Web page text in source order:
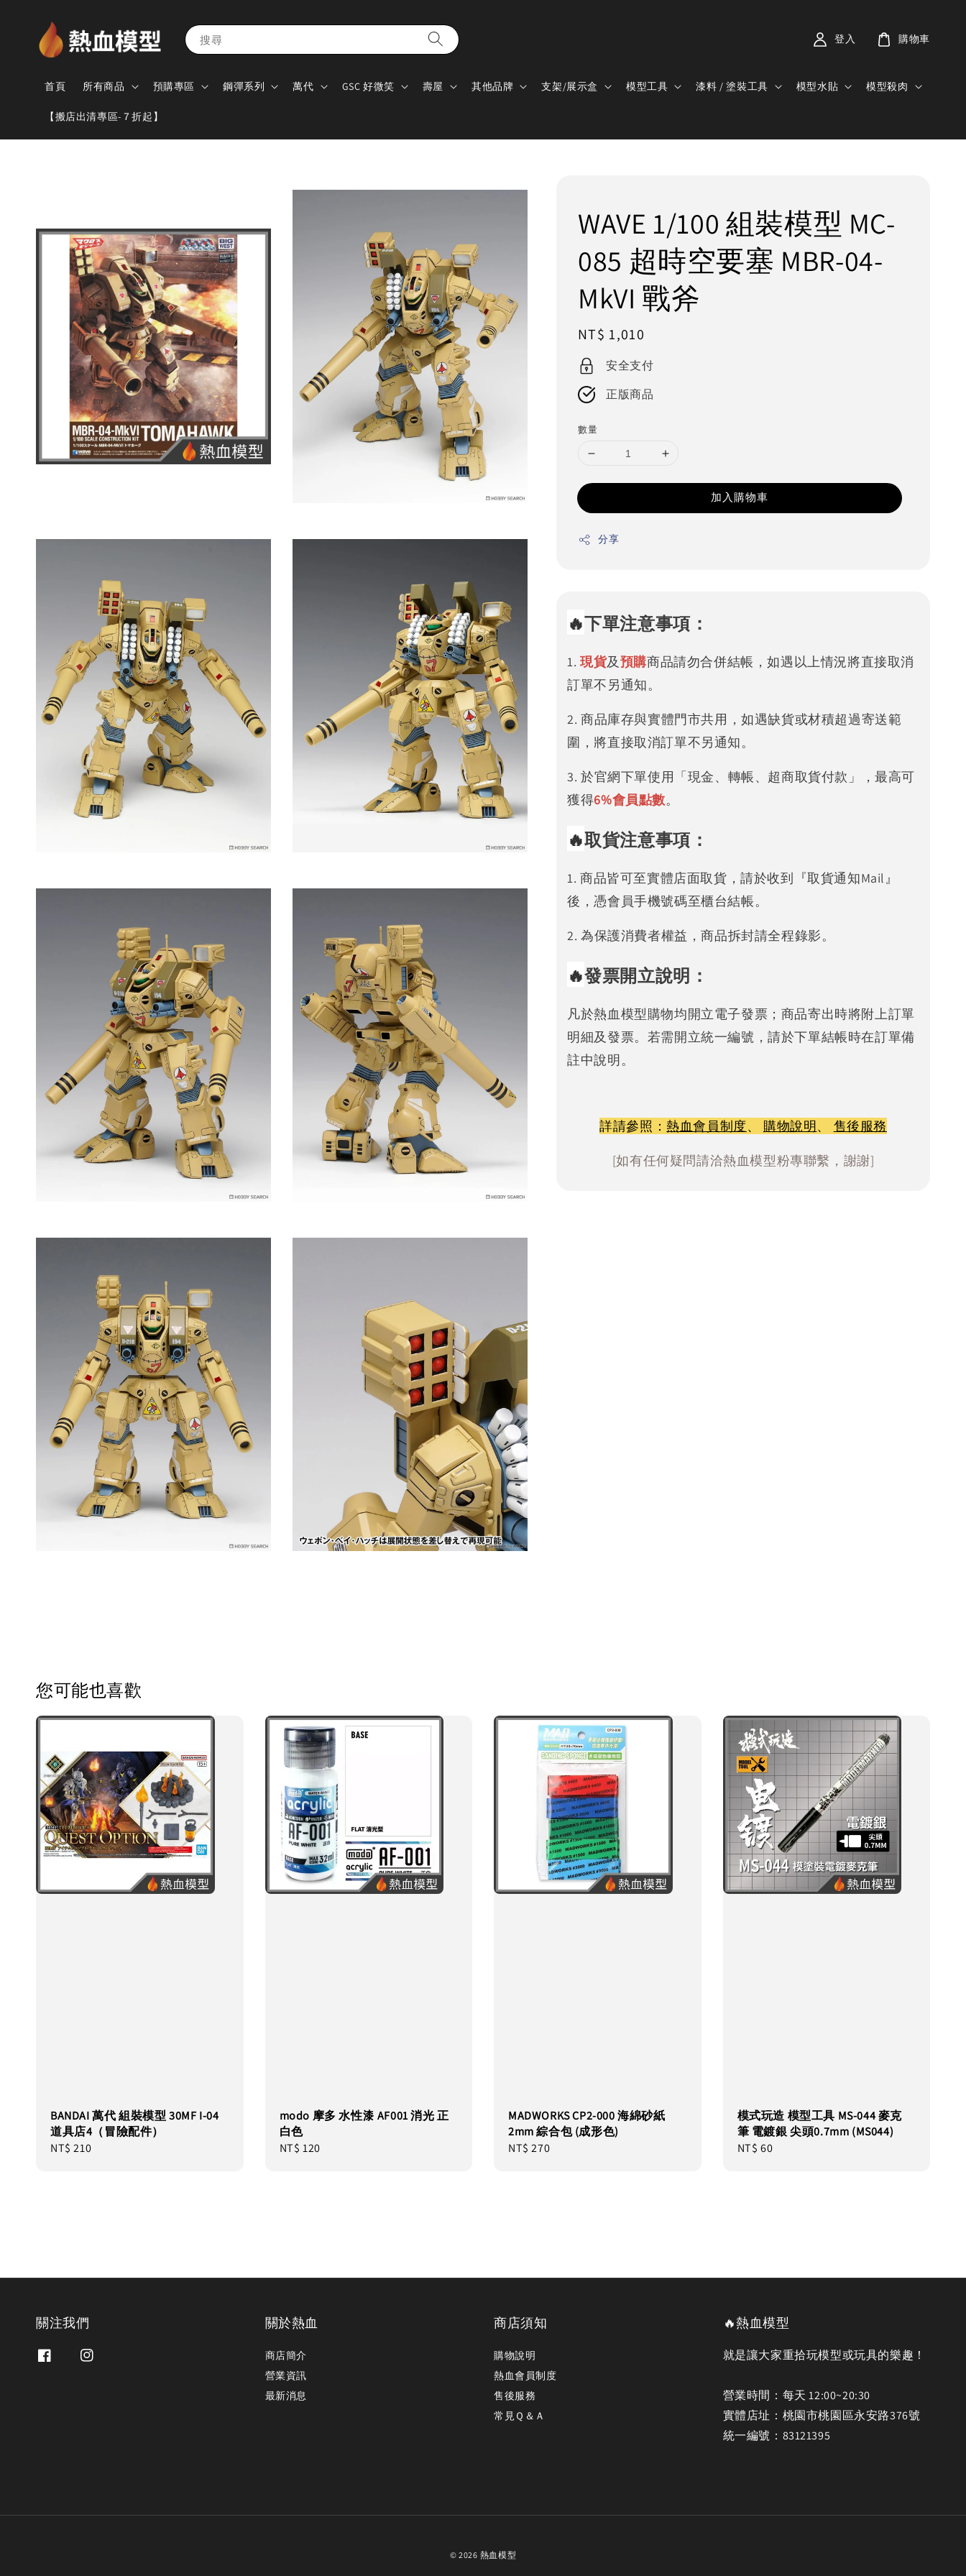
搜尋
首頁 所有商品 預購專區 鋼彈系列 萬代 GSC 好微笑 壽屋 其他品牌 支架/展示盒 模型工具 漆料 / 塗裝工具 模型水貼 模型殺肉
【搬店出清專區-７折起】
登入 購物車
WAVE 1/100 組裝模型 MC-
085 超時空要塞 MBR-04-
MkVI 戰斧
Regular
price
NT$ 1,010
安全支付
正版商品
數量
加入購物車
分享
🔥下單注意事項：
1. 現貨及預購商品請勿合併結帳，如遇以上情況將直接取消
訂單不另通知。
2. 商品庫存與實體門市共用，如遇缺貨或材積超過寄送範
圍，將直接取消訂單不另通知。
3. 於官網下單使用「現金、轉帳、超商取貨付款」，最高可
獲得6%會員點數。
🔥取貨注意事項：
1. 商品皆可至實體店面取貨，請於收到『取貨通知Mail』
後，憑會員手機號碼至櫃台結帳。
2. 為保護消費者權益，商品拆封請全程錄影。
🔥發票開立說明：
凡於熱血模型購物均開立電子發票；商品寄出時將附上訂單
明細及發票。若需開立統一編號，請於下單結帳時在訂單備
註中說明。
詳請參照：熱血會員制度、 購物說明、 售後服務
[如有任何疑問請洽熱血模型粉專聯繫，謝謝]
您可能也喜歡
BANDAI 萬代 組裝模型 30MF I-04
道具店4（冒險配件）
Regular
NT$ 210
modo 摩多 水性漆 AF001 消光 正
白色
Regular
NT$ 120
MADWORKS CP2-000 海綿砂紙
2mm 綜合包 (成形色)
Regular
NT$ 270
模式玩造 模型工具 MS-044 麥克
筆 電鍍銀 尖頭0.7mm (MS044)
Regular
NT$ 60
關注我們 關於熱血
商店簡介
營業資訊
最新消息
商店須知
購物說明
熱血會員制度
售後服務
常見Ｑ＆Ａ
🔥熱血模型
就是讓大家重拾玩模型或玩具的樂趣！
營業時間：每天 12:00~20:30
實體店址：桃園市桃園區永安路376號
統一編號：83121395
© 2026 熱血模型